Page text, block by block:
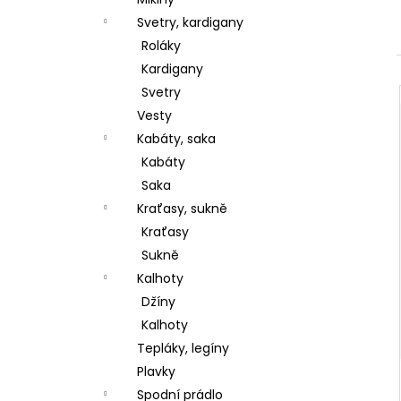
Svetry, kardigany
Roláky
Kardigany
Svetry
Vesty
Kabáty, saka
Kabáty
Saka
Kraťasy, sukně
Kraťasy
Sukně
Kalhoty
Džíny
Kalhoty
Tepláky, legíny
Plavky
Spodní prádlo